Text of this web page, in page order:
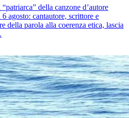
della canzone d’autore
agosto: cantautore, scrittore e
della parola alla coerenza etica, lascia